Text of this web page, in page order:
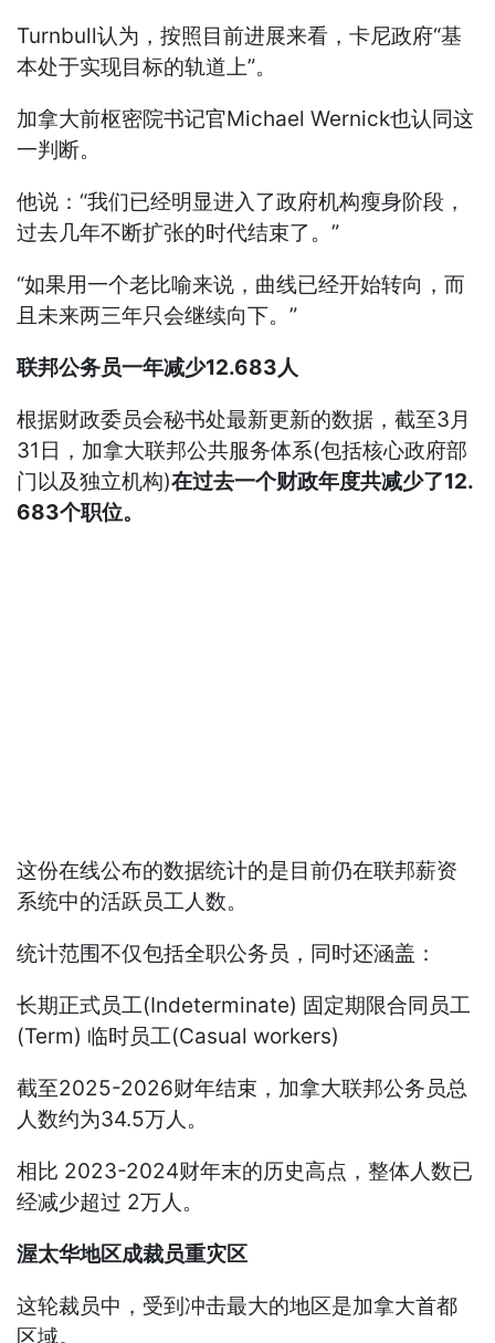
Turnbull认为，按照目前进展来看，卡尼政府“基
本处于实现目标的轨道上”。
加拿大前枢密院书记官Michael Wernick也认同这
一判断。
他说：“我们已经明显进入了政府机构瘦身阶段，
过去几年不断扩张的时代结束了。”
“如果用一个老比喻来说，曲线已经开始转向，而
且未来两三年只会继续向下。”
联邦公务员一年减少12.683人
根据财政委员会秘书处最新更新的数据，截至3月
31日，加拿大联邦公共服务体系(包括核心政府部
门以及独立机构)在过去一个财政年度共减少了12.
683个职位。
这份在线公布的数据统计的是目前仍在联邦薪资
系统中的活跃员工人数。
统计范围不仅包括全职公务员，同时还涵盖：
长期正式员工(Indeterminate) 固定期限合同员工
(Term) 临时员工(Casual workers)
截至2025-2026财年结束，加拿大联邦公务员总
人数约为34.5万人。
相比 2023-2024财年末的历史高点，整体人数已
经减少超过 2万人。
渥太华地区成裁员重灾区
这轮裁员中，受到冲击最大的地区是加拿大首都
区域。